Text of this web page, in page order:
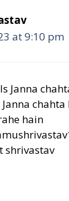
at 9:10 pm
Janna
chahta
hain
shrivastav